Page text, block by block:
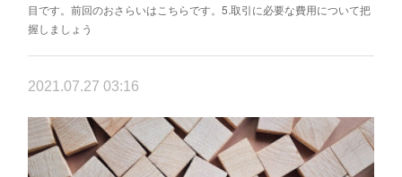
目です。前回のおさらいはこちらです。5.取引に必要な費用について把
握しましょう
2021.07.27 03:16